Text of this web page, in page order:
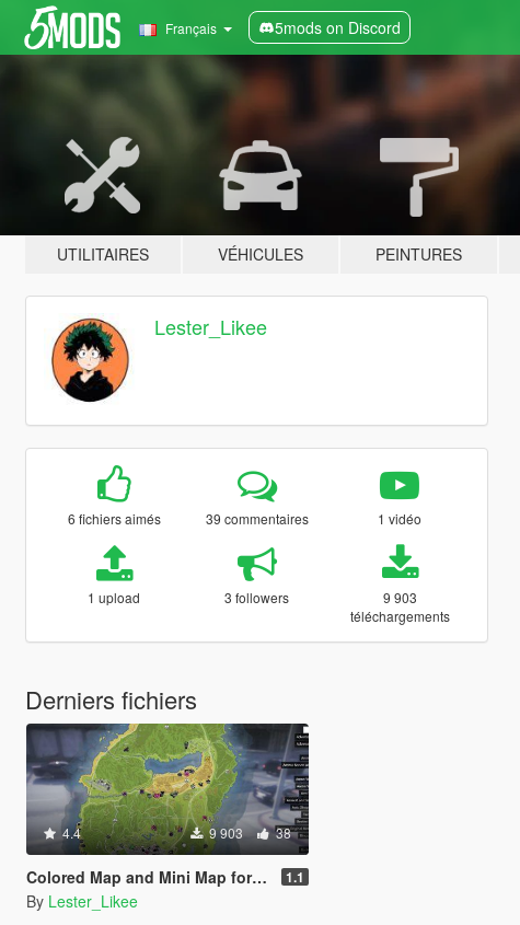
Français 5mods on Discord
UTILITAIRES VÉHICULES PEINTURES
Lester_Likee
6 fichiers aimés 39 commentaires 1 vidéo
1 upload 3 followers
9 903
téléchargements
Derniers fichiers
4.4 9 903 38
Colored Map and Mini Map for GTA 1.69 update 1.1
By Lester_Likee